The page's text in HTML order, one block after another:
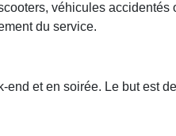
véhicules accidentés
du service.
et en soirée. Le but est